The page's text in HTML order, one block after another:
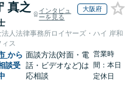
真之
インタビュ
ーを見る
大阪府
法人法律事務所ロイヤーズ・ハイ 岸和
ィス
から
談受
面談方法(対面・電
話・ビデオなど)は
応相談
営業時
間：本日
定休日